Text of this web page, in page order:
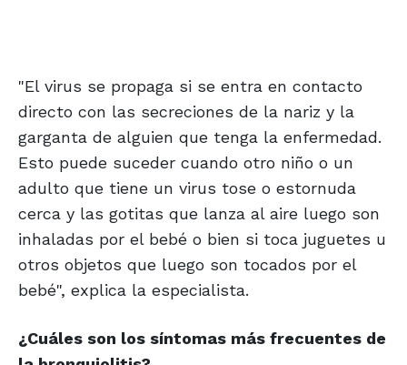
"El virus se propaga si se entra en contacto
directo con las secreciones de la nariz y la
garganta de alguien que tenga la enfermedad.
Esto puede suceder cuando otro niño o un
adulto que tiene un virus tose o estornuda
cerca y las gotitas que lanza al aire luego son
inhaladas por el bebé o bien si toca juguetes u
otros objetos que luego son tocados por el
bebé", explica la especialista.
¿Cuáles son los síntomas más frecuentes de